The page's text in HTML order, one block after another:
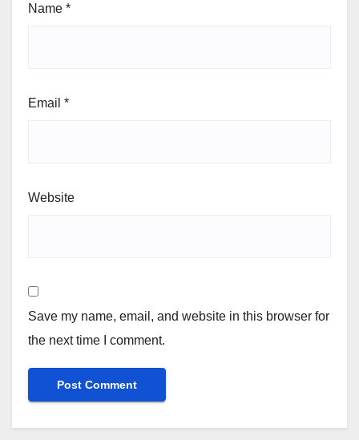
Name *
Email *
Website
Save my name, email, and website in this browser for
the next time I comment.